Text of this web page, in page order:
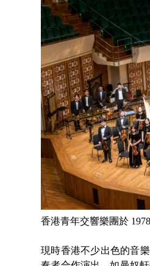
香港青年交響樂團於
現時香港不少出色的音